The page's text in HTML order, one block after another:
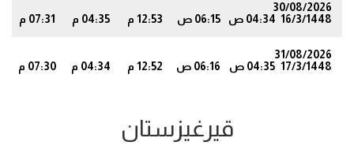
30/08/2026
16/3/1448 04:34 ص 06:15 ص 12:53 م 04:35 م 07:31 م
31/08/2026
17/3/1448 04:35 ص 06:16 ص 12:52 م 04:34 م 07:30 م
قيرغيزستان